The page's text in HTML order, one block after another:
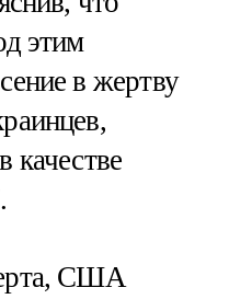
этим
в жертву
качестве
США